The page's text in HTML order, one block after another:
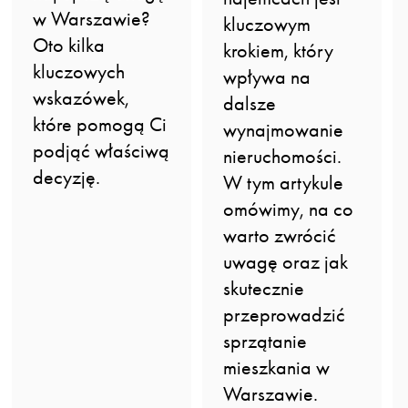
w Warszawie?
Oto kilka
kluczowych
wskazówek,
które pomogą Ci
podjąć właściwą
decyzję.
kluczowym
krokiem, który
wpływa na
dalsze
wynajmowanie
nieruchomości.
W tym artykule
omówimy, na co
warto zwrócić
uwagę oraz jak
skutecznie
przeprowadzić
sprzątanie
mieszkania w
Warszawie.